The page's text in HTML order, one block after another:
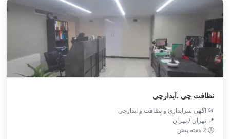
نظافت چی .آبدارچی
📂 اگهی سرایداری و نظافت و ابدارچی
📍 تهران / تهران
🕒 2 هفته پیش